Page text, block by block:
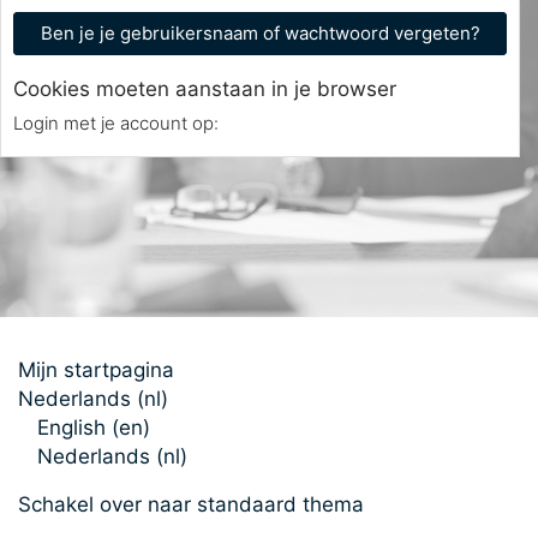
Ben je je gebruikersnaam of wachtwoord vergeten?
Cookies moeten aanstaan in je browser
Login met je account op:
Mijn startpagina
Nederlands ‎(nl)‎
English ‎(en)‎
Nederlands ‎(nl)‎
Schakel over naar standaard thema